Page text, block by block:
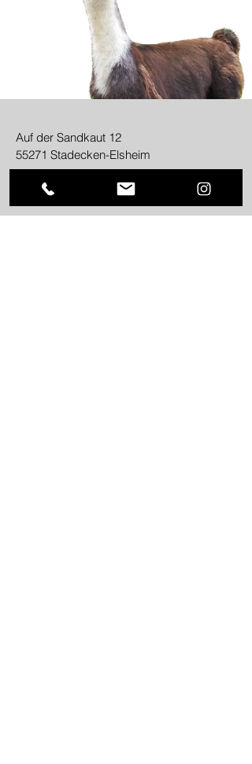
Auf der Sandkaut 12
55271 Stadecken-Elsheim